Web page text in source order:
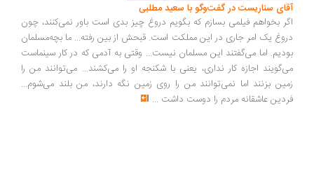
سناریست در گفت‌وگو با سعید مطلبی
بخواهم فیلمی بسازم که بگویم دروغ چیز بدی است باور نمی‌کنند، چون
یک امر جاری در این مملکت است. قبحش از بین رفته... ما بچه‌مسلمان
اما می‌گفتند این مسلمان نیست... وقتی به آدمی که در کار سینماست
اجازه کار نداری، یعنی با شکنجه او را می‌کشند... می‌توانند من را
بزنند اما نمی‌توانند من را روی زمین نگه دارند، من بلند می‌شوم...
عاشقانه مردم را دوست داشت ...